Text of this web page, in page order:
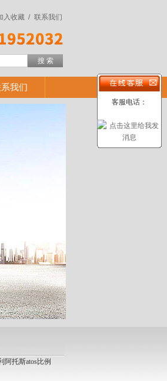
联系我们
入收藏 /
我们
阿托斯atos比例
客服电话：